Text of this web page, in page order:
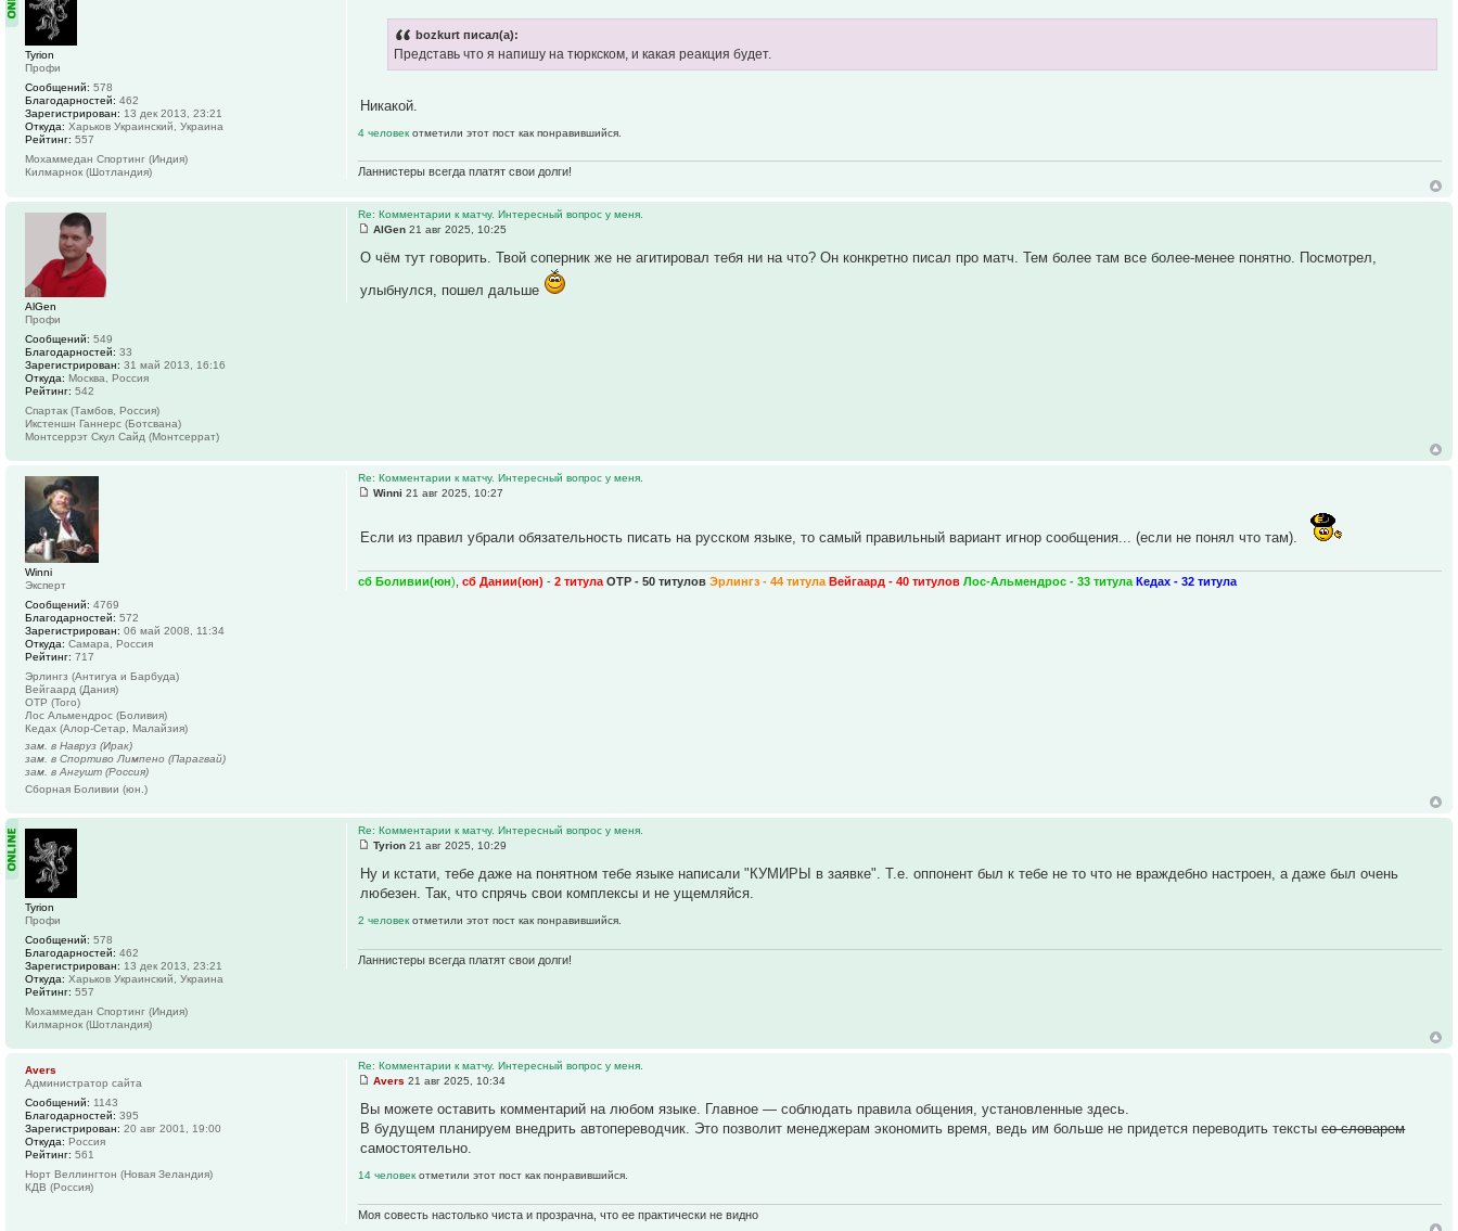
bozkurt писал(а):
Представь что я напишу на тюркском, и какая реакция будет.
Никакой.
4 человекотметили этот пост как понравившийся.
Ланнистеры всегда платят свои долги!
Tyrion
Профи
Сообщений: 578
Благодарностей: 462
Зарегистрирован: 13 дек 2013, 23:21
Откуда: Харьков Украинский, Украина
Рейтинг: 557
Мохаммедан Спортинг (Индия)
Килмарнок (Шотландия)
Re: Комментарии к матчу. Интересный вопрос у меня.
AlGen 21 авг 2025, 10:25
О чём тут говорить. Твой соперник же не агитировал тебя ни на что? Он конкретно писал про матч. Тем более там все более-менее понятно. Посмотрел,
улыбнулся, пошел дальше
AlGen
Профи
Сообщений: 549
Благодарностей: 33
Зарегистрирован: 31 май 2013, 16:16
Откуда: Москва, Россия
Рейтинг: 542
Спартак (Тамбов, Россия)
Икстеншн Ганнерс (Ботсвана)
Монтсеррэт Скул Сайд (Монтсеррат)
Re: Комментарии к матчу. Интересный вопрос у меня.
Winni 21 авг 2025, 10:27
Если из правил убрали обязательность писать на русском языке, то самый правильный вариант игнор сообщения... (если не понял что там).
сб Боливии(юн) ,сб Дании(юн) -2 титула ОТР - 50 титуловЭрлингз - 44 титулаВейгаард - 40 титулов Лос-Альмендрос - 33 титулаКедах - 32 титула
Winni
Эксперт
Сообщений: 4769
Благодарностей: 572
Зарегистрирован: 06 май 2008, 11:34
Откуда: Самара, Россия
Рейтинг: 717
Эрлингз (Антигуа и Барбуда)
Вейгаард (Дания)
ОТР (Того)
Лос Альмендрос (Боливия)
Кедах (Алор-Сетар, Малайзия)
зам. в Навруз (Ирак)
зам. в Спортиво Лимпено (Парагвай)
зам. в Ангушт (Россия)
Сборная Боливии (юн.)
Re: Комментарии к матчу. Интересный вопрос у меня.
Tyrion 21 авг 2025, 10:29
Ну и кстати, тебе даже на понятном тебе языке написали "КУМИРЫ в заявке". Т.е. оппонент был к тебе не то что не враждебно настроен, а даже был очень
любезен. Так, что спрячь свои комплексы и не ущемляйся.
2 человекотметили этот пост как понравившийся.
Ланнистеры всегда платят свои долги!
Tyrion
Профи
Сообщений: 578
Благодарностей: 462
Зарегистрирован: 13 дек 2013, 23:21
Откуда: Харьков Украинский, Украина
Рейтинг: 557
Мохаммедан Спортинг (Индия)
Килмарнок (Шотландия)
Re: Комментарии к матчу. Интересный вопрос у меня.
Avers 21 авг 2025, 10:34
Вы можете оставить комментарий на любом языке. Главное — соблюдать правила общения, установленные здесь.
В будущем планируем внедрить автопереводчик. Это позволит менеджерам экономить время, ведь им больше не придется переводить текстысо словарем
самостоятельно.
14 человекотметили этот пост как понравившийся.
Моя совесть настолько чиста и прозрачна, что ее практически не видно
Avers
Администратор сайта
Сообщений: 1143
Благодарностей: 395
Зарегистрирован: 20 авг 2001, 19:00
Откуда: Россия
Рейтинг: 561
Норт Веллингтон (Новая Зеландия)
КДВ (Россия)